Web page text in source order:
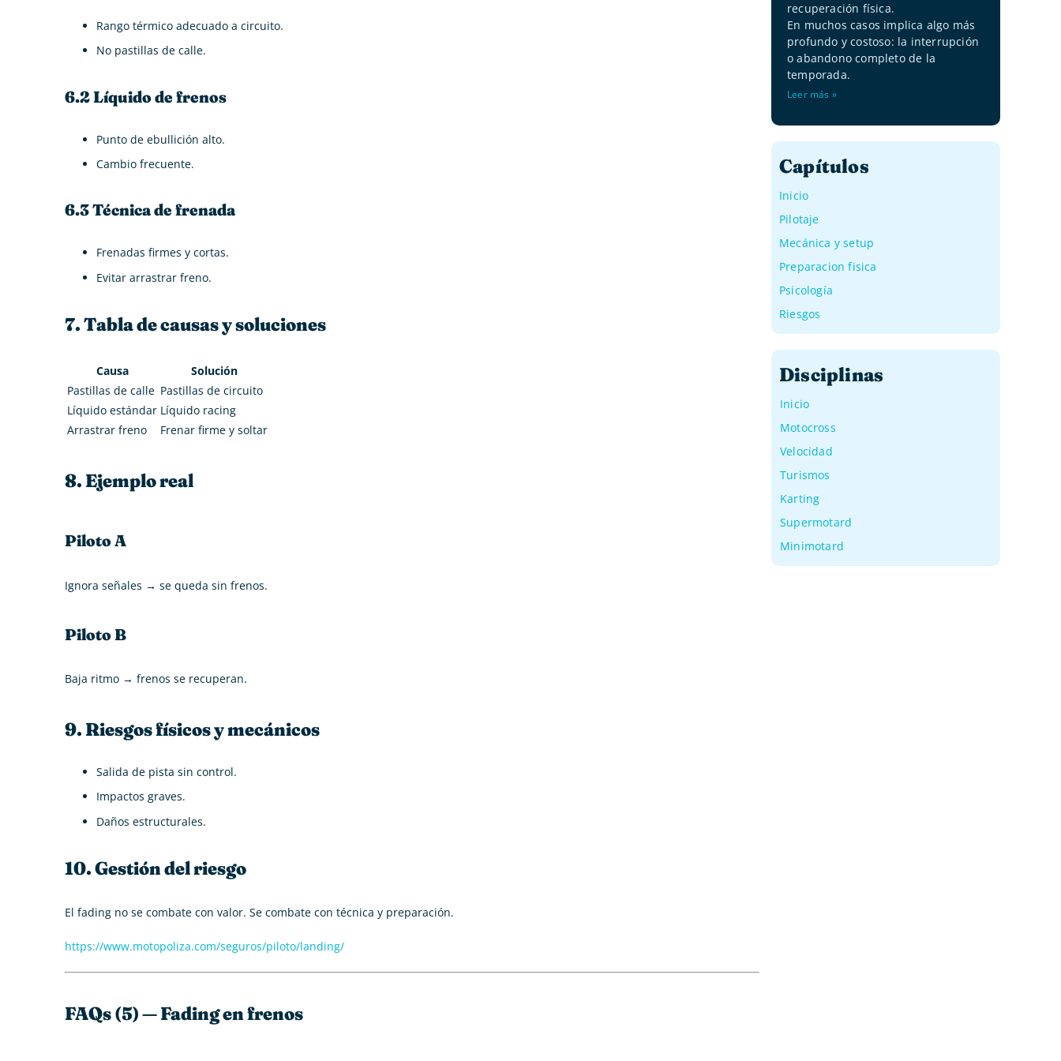
Rango térmico adecuado a circuito.
No pastillas de calle.
6.2 Líquido de frenos
Punto de ebullición alto.
Cambio frecuente.
6.3 Técnica de frenada
Frenadas firmes y cortas.
Evitar arrastrar freno.
7. Tabla de causas y soluciones
Causa
Solución
Pastillas de calle Pastillas de circuito
Líquido estándar Líquido racing
Arrastrar freno
Frenar firme y soltar
8. Ejemplo real
Piloto A
Ignora señales → se queda sin frenos.
Piloto B
Baja ritmo → frenos se recuperan.
9. Riesgos físicos y mecánicos
Salida de pista sin control.
Impactos graves.
Daños estructurales.
10. Gestión del riesgo
El fading no se combate con valor. Se combate con técnica y preparación.
https://www.motopoliza.com/seguros/piloto/landing/
FAQs (5) — Fading en frenos
recuperación física.
En muchos casos implica algo más
profundo y costoso: la interrupción
o abandono completo de la
temporada.
Leer más »
Capítulos
Inicio
Pilotaje
Mecánica y setup
Preparacion fisica
Psicología
Riesgos
Disciplinas
Inicio
Motocross
Velocidad
Turismos
Karting
Supermotard
Minimotard